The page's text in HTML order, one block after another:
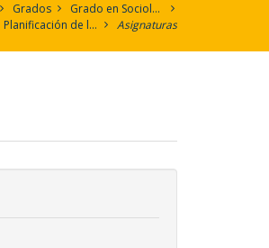
Grados
Grado en Sociología
Planificación de la Enseñanza
Asignaturas